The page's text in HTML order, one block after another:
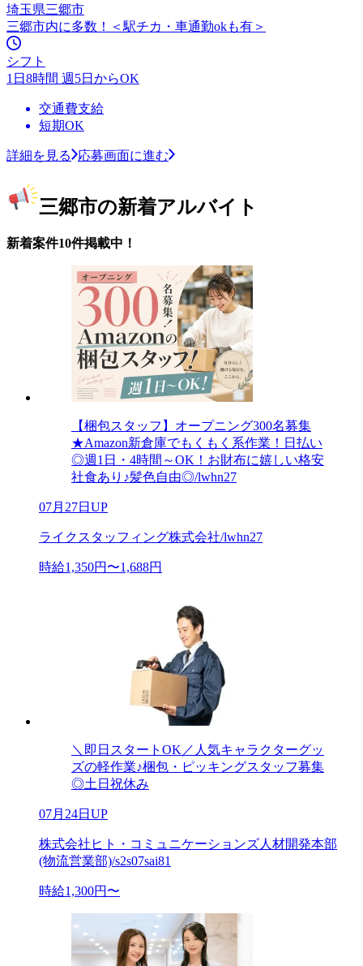
埼玉県三郷市
三郷市内に多数！＜駅チカ・車通勤okも有＞
シフト
1日8時間 週5日からOK
交通費支給
短期OK
詳細を見る 応募画面に進む
三郷市の新着アルバイト
新着案件10件掲載中！
【梱包スタッフ】オープニング300名募集
★Amazon新倉庫でもくもく系作業！日払い
◎週1日・4時間～OK！お財布に嬉しい格安
社食あり♪髪色自由◎/lwhn27
07月27日UP
ライクスタッフィング株式会社/lwhn27
時給1,350円〜1,688円
＼即日スタートOK／人気キャラクターグッ
ズの軽作業♪梱包・ピッキングスタッフ募集
◎土日祝休み
07月24日UP
株式会社ヒト・コミュニケーションズ人材開発本部
(物流営業部)/s2s07sai81
時給1,300円〜